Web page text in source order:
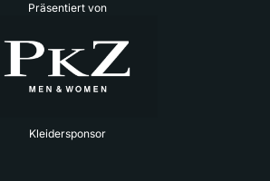
Präsentiert von
Kleidersponsor